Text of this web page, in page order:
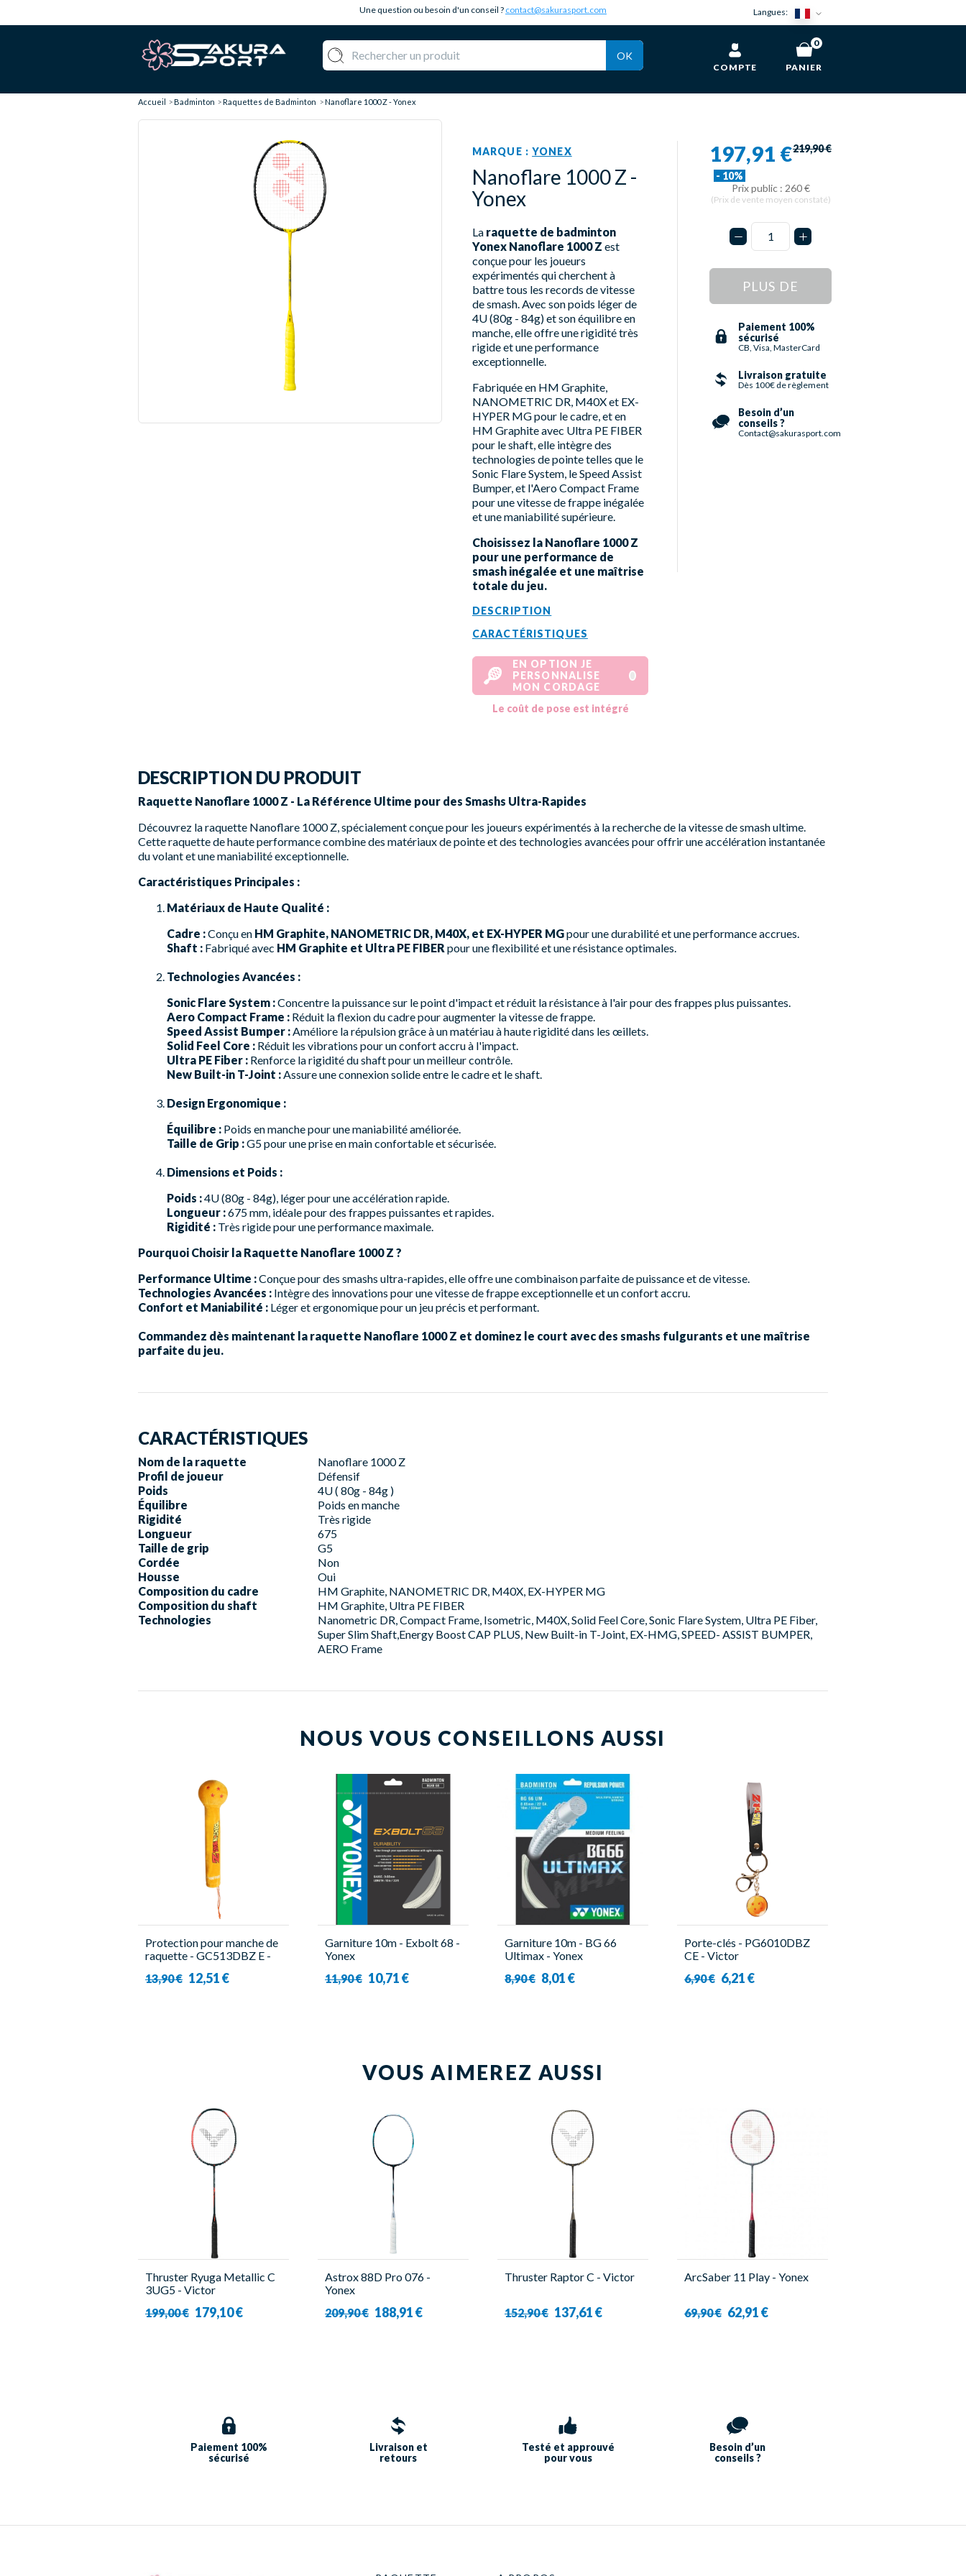
Une question ou besoin d'un conseil ? contact@sakurasport.com Langues:
OK
COMPTE PANIER
0
Accueil Badminton Raquettes de Badminton Nanoflare 1000 Z - Yonex
MARQUE :YONEX
Nanoflare 1000 Z -
Yonex
La raquette de badminton
Yonex Nanoflare 1000 Z est
conçue pour les joueurs
expérimentés qui cherchent à
battre tous les records de vitesse
de smash. Avec son poids léger de
4U (80g - 84g) et son équilibre en
manche, elle offre une rigidité très
rigide et une performance
exceptionnelle.
Fabriquée en HM Graphite,
NANOMETRIC DR, M40X et EX-
HYPER MG pour le cadre, et en
HM Graphite avec Ultra PE FIBER
pour le shaft, elle intègre des
technologies de pointe telles que le
Sonic Flare System, le Speed Assist
Bumper, et l'Aero Compact Frame
pour une vitesse de frappe inégalée
et une maniabilité supérieure.
Choisissez la Nanoflare 1000 Z
pour une performance de
smash inégalée et une maîtrise
totale du jeu.
DESCRIPTION
CARACTÉRISTIQUES
EN OPTION JE
PERSONNALISE
MON CORDAGE
Le coût de pose est intégré
197,91 €
- 10%
219,90 €
Prix public : 260 €
(Prix de vente moyen constaté)
PLUS DE
STOCK
Paiement 100%
sécurisé
CB, Visa, MasterCard
Livraison gratuite
Dès 100€ de règlement
Besoin d’un
conseils ?
Contact@sakurasport.com
DESCRIPTION DU PRODUIT
Raquette Nanoflare 1000 Z - La Référence Ultime pour des Smashs Ultra-Rapides
Découvrez la raquette Nanoflare 1000 Z, spécialement conçue pour les joueurs expérimentés à la recherche de la vitesse de smash ultime.
Cette raquette de haute performance combine des matériaux de pointe et des technologies avancées pour offrir une accélération instantanée
du volant et une maniabilité exceptionnelle.
Caractéristiques Principales :
Matériaux de Haute Qualité :
Cadre :Conçu en HM Graphite, NANOMETRIC DR, M40X, et EX-HYPER MGpour une durabilité et une performance accrues.
Shaft : Fabriqué avec HM Graphite et Ultra PE FIBER pour une flexibilité et une résistance optimales.
Technologies Avancées :
Sonic Flare System :Concentre la puissance sur le point d'impact et réduit la résistance à l'air pour des frappes plus puissantes.
Aero Compact Frame : Réduit la flexion du cadre pour augmenter la vitesse de frappe.
Speed Assist Bumper :Améliore la répulsion grâce à un matériau à haute rigidité dans les œillets.
Solid Feel Core : Réduit les vibrations pour un confort accru à l'impact.
Ultra PE Fiber : Renforce la rigidité du shaft pour un meilleur contrôle.
New Built-in T-Joint :Assure une connexion solide entre le cadre et le shaft.
Design Ergonomique :
Équilibre : Poids en manche pour une maniabilité améliorée.
Taille de Grip :G5 pour une prise en main confortable et sécurisée.
Dimensions et Poids :
Poids :4U (80g - 84g), léger pour une accélération rapide.
Longueur :675 mm, idéale pour des frappes puissantes et rapides.
Rigidité : Très rigide pour une performance maximale.
Pourquoi Choisir la Raquette Nanoflare 1000 Z ?
Performance Ultime :Conçue pour des smashs ultra-rapides, elle offre une combinaison parfaite de puissance et de vitesse.
Technologies Avancées : Intègre des innovations pour une vitesse de frappe exceptionnelle et un confort accru.
Confort et Maniabilité : Léger et ergonomique pour un jeu précis et performant.
Commandez dès maintenant la raquette Nanoflare 1000 Z et dominez le court avec des smashs fulgurants et une maîtrise
parfaite du jeu.
CARACTÉRISTIQUES
Nom de la raquette
Nanoflare 1000 Z
Profil de joueur
Défensif
Poids
4U ( 80g - 84g )
Équilibre
Poids en manche
Rigidité
Très rigide
Longueur
675
Taille de grip
G5
Cordée
Non
Housse
Oui
Composition du cadre
HM Graphite, NANOMETRIC DR, M40X, EX-HYPER MG
Composition du shaft
HM Graphite, Ultra PE FIBER
Technologies
Nanometric DR, Compact Frame, Isometric, M40X, Solid Feel Core, Sonic Flare System, Ultra PE Fiber,
Super Slim Shaft,Energy Boost CAP PLUS, New Built-in T-Joint, EX-HMG, SPEED- ASSIST BUMPER,
AERO Frame
NOUS VOUS CONSEILLONS AUSSI
Protection pour manche de
raquette - GC513DBZ E -
13,90 € 12,51 €
Garniture 10m - Exbolt 68 -
Yonex
11,90 € 10,71 €
Garniture 10m - BG 66
Ultimax - Yonex
8,90 € 8,01 €
Porte-clés - PG6010DBZ
CE - Victor
6,90 € 6,21 €
VOUS AIMEREZ AUSSI
Thruster Ryuga Metallic C
3UG5 - Victor
199,00 € 179,10 €
Astrox 88D Pro 076 -
Yonex
209,90 € 188,91 €
Thruster Raptor C - Victor
152,90 € 137,61 €
ArcSaber 11 Play - Yonex
69,90 € 62,91 €
Paiement 100%
sécurisé
Livraison et
retours
Testé et approuvé
pour vous
Besoin d’un
conseils ?